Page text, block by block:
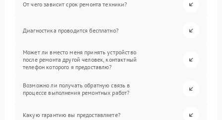
От чего зависит срок ремонта техники?
Диагностика проводится бесплатно?
Может ли вместо меня принять устройство
после ремонта другой человек, контактный
телефон которого я предоставлю?
Возможно ли получать обратную связь в
процессе выполнения ремонтных работ?
Какую гарантию вы предоставляете?